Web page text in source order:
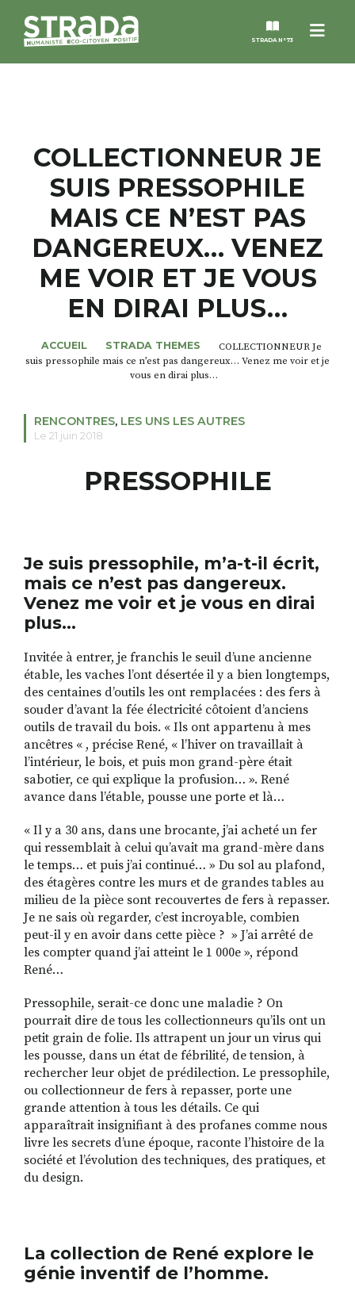
STRADA N°73
MAGAZINES
NOS THÈMES
STRADA’DATES
ALTER STRADA
RECHERCHER
S'ABONNER
COLLECTIONNEUR JE
SUIS PRESSOPHILE
MAIS CE N’EST PAS
DANGEREUX… VENEZ
ME VOIR ET JE VOUS
EN DIRAI PLUS…
ACCUEIL STRADA THEMES
COLLECTIONNEUR Je
suis pressophile mais ce n’est pas dangereux… Venez me voir et je
vous en dirai plus…
RENCONTRES, LES UNS LES AUTRES
Le 21 juin 2018
PRESSOPHILE
Je suis pressophile, m’a-t-il écrit,
mais ce n’est pas dangereux.
Venez me voir et je vous en dirai
plus…
Invitée à entrer, je franchis le seuil d’une ancienne
étable, les vaches l’ont désertée il y a bien longtemps,
des centaines d’outils les ont remplacées : des fers à
souder d’avant la fée électricité côtoient d’anciens
outils de travail du bois. « Ils ont appartenu à mes
ancêtres « , précise René, « l’hiver on travaillait à
l’intérieur, le bois, et puis mon grand-père était
sabotier, ce qui explique la profusion… ». René
avance dans l’étable, pousse une porte et là…
« Il y a 30 ans, dans une brocante, j’ai acheté un fer
qui ressemblait à celui qu’avait ma grand-mère dans
le temps… et puis j’ai continué… » Du sol au plafond,
des étagères contre les murs et de grandes tables au
milieu de la pièce sont recouvertes de fers à repasser.
Je ne sais où regarder, c’est incroyable, combien
peut-il y en avoir dans cette pièce ? » J’ai arrêté de
les compter quand j’ai atteint le 1 000e », répond
René…
Pressophile, serait-ce donc une maladie ? On
pourrait dire de tous les collectionneurs qu’ils ont un
petit grain de folie. Ils attrapent un jour un virus qui
les pousse, dans un état de fébrilité, de tension, à
rechercher leur objet de prédilection. Le pressophile,
ou collectionneur de fers à repasser, porte une
grande attention à tous les détails. Ce qui
apparaîtrait insignifiant à des profanes comme nous
livre les secrets d’une époque, raconte l’histoire de la
société et l’évolution des techniques, des pratiques, et
du design.
La collection de René explore le
génie inventif de l’homme.